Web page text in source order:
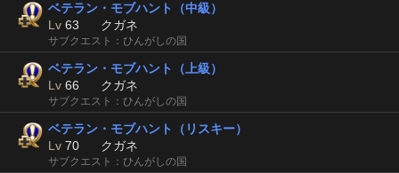
ベテラン・モブハント（中級）
Lv 63 クガネ
サブクエスト：ひんがしの国
ベテラン・モブハント（上級）
Lv 66 クガネ
サブクエスト：ひんがしの国
ベテラン・モブハント（リスキー）
Lv 70 クガネ
サブクエスト：ひんがしの国